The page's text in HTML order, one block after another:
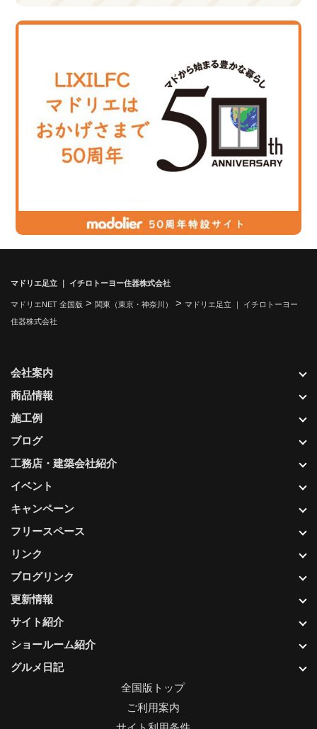
マドリエ足立 ｜ イチロトーヨー住器株式会社
マドリエNET 全国版 > 関東（東京・神奈川） > マドリエ足立 ｜ イチロトーヨー
住器株式会社
更新情報
サイト紹介
ショールーム紹介
グルメ日記
会社案内
商品情報
施工例
ブログ
工務店・建築会社紹介
イベント
キャンペーン
フリースペース
リンク
ブログリンク
全国版トップ
ご利用案内